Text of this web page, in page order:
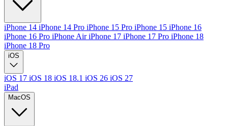
iPhone 14 iPhone 14 Pro iPhone 15 Pro iPhone 15 iPhone 16
iPhone 16 Pro iPhone AiriPhone 17 iPhone 17 Pro iPhone 18
iPhone 18 Pro
iOS
iOS 17 iOS 18 iOS 18.1 iOS 26 iOS 27
iPad
MacOS